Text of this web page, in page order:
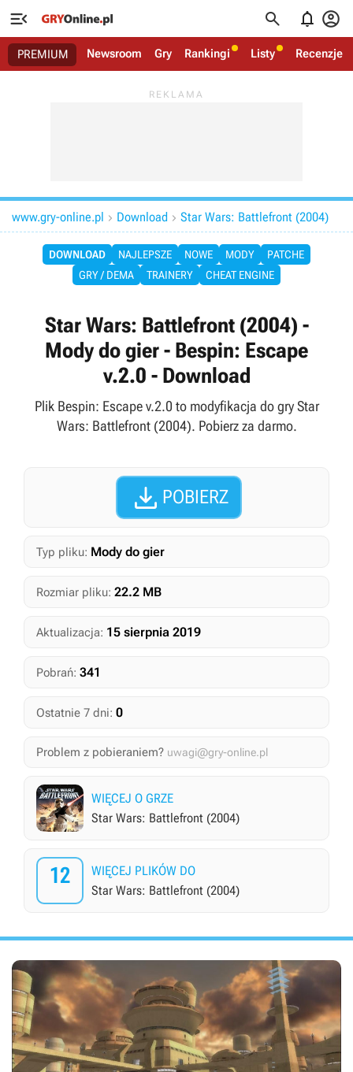
   
PREMIUM Newsroom Gry Rankingi Listy Recenzje
www.gry-online.pl  Download  Star Wars: Battlefront (2004)
DOWNLOAD NAJLEPSZE NOWE MODY
PATCHE
GRY / DEMA
TRAINERY CHEAT ENGINE
Star Wars: Battlefront (2004) -
Mody do gier - Bespin: Escape
v.2.0 - Download
Plik Bespin: Escape v.2.0 to modyfikacja do gry Star
Wars: Battlefront (2004). Pobierz za darmo.
 POBIERZ
Typ pliku: Mody do gier
Rozmiar pliku: 22.2 MB
Aktualizacja: 15 sierpnia 2019
Pobrań: 341
Ostatnie 7 dni: 0
Problem z pobieraniem? uwagi@gry-online.pl
WIĘCEJ O GRZE
Star Wars: Battlefront (2004)
12
WIĘCEJ PLIKÓW DO
Star Wars: Battlefront (2004)